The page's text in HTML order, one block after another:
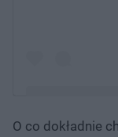
O co dokładnie